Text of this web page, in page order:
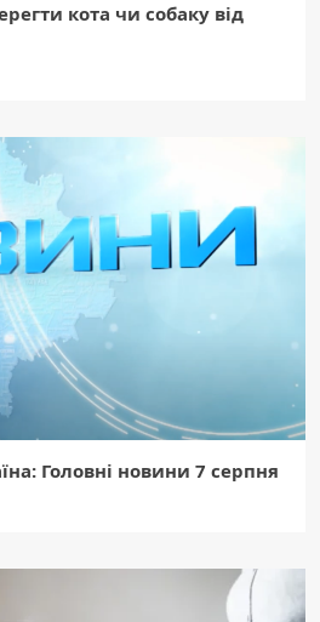
кота чи собаку від
Головні новини 7 серпня